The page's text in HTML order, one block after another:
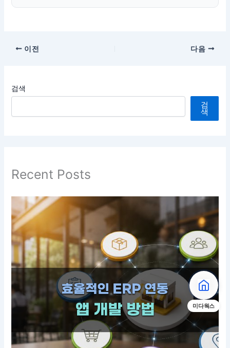
미다웍스
이전 다음
검색
검
색
Recent Posts